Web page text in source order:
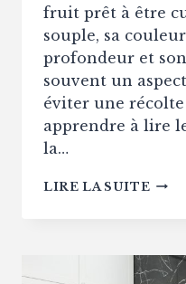
fruit prêt à être
souple, sa
profondeur et
souvent un
éviter une
apprendre à lire
la…
LIRE LA SUITE
À